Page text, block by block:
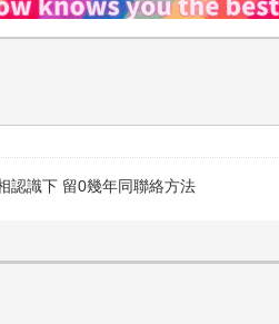
認識下 留0幾年同聯絡方法